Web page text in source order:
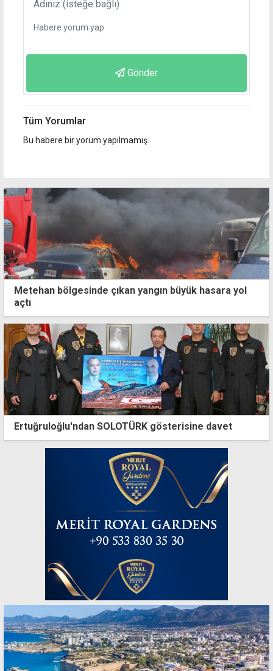
Gönder
Tüm Yorumlar
Bu habere bir yorum yapılmamış.
Metehan bölgesinde çıkan yangın büyük hasara yol
açtı
Ertuğruloğlu'ndan SOLOTÜRK gösterisine davet